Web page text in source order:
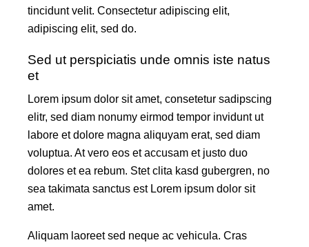
tincidunt velit. Consectetur adipiscing elit,
adipiscing elit, sed do.
Sed ut perspiciatis unde omnis iste natus
et
Lorem ipsum dolor sit amet, consetetur sadipscing
elitr, sed diam nonumy eirmod tempor invidunt ut
labore et dolore magna aliquyam erat, sed diam
voluptua. At vero eos et accusam et justo duo
dolores et ea rebum. Stet clita kasd gubergren, no
sea takimata sanctus est Lorem ipsum dolor sit
amet.
Aliquam laoreet sed neque ac vehicula. Cras